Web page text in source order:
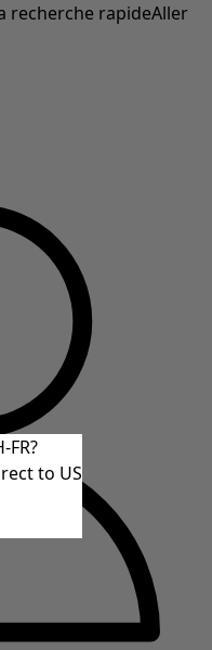
recherche rapideAller
FR?
to US